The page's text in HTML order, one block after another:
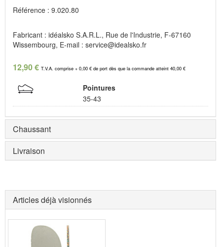
Référence : 9.020.80
Fabricant : idéalsko S.A.R.L., Rue de l'Industrie, F-67160
Wissembourg, E-mail : service@idealsko.fr
12,90 € T.V.A. comprise + 0,00 € de port dès que la commande atteint 40,00 €
Pointures
35-43
Chaussant
Livraison
Articles déjà visionnés